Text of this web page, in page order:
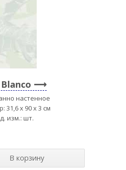
настенное
31,6 x 90 x 3 см
изм.: шт.